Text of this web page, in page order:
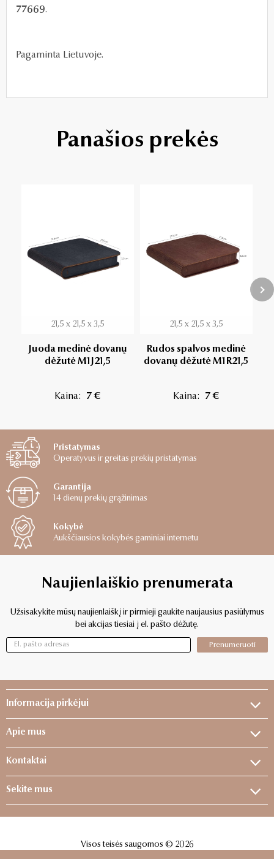
77669.
Pagaminta Lietuvoje.
Panašios prekės
21,5 x 21,5 x 3,5
Juoda medinė dovanų
dėžutė M1J21,5
Kaina: 7 €
21,5 x 21,5 x 3,5
Rudos spalvos medinė
dovanų dėžutė M1R21,5
Kaina: 7 €
Pristatymas
Operatyvus ir greitas prekių pristatymas
Garantija
14 dienų prekių grąžinimas
Kokybė
Aukščiausios kokybės gaminiai internetu
Naujienlaiškio prenumerata
Užsisakykite mūsų naujienlaiškį ir pirmieji gaukite naujausius pasiūlymus
bei akcijas tiesiai į el. pašto dėžutę.
Prenumeruoti
Informacija pirkėjui
Apie mus
Kontaktai
Sekite mus
Visos teisės saugomos © 2026